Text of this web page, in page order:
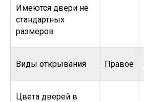
Имеются двери не
стандартных
размеров
Виды открывания Правое
Цвета дверей в